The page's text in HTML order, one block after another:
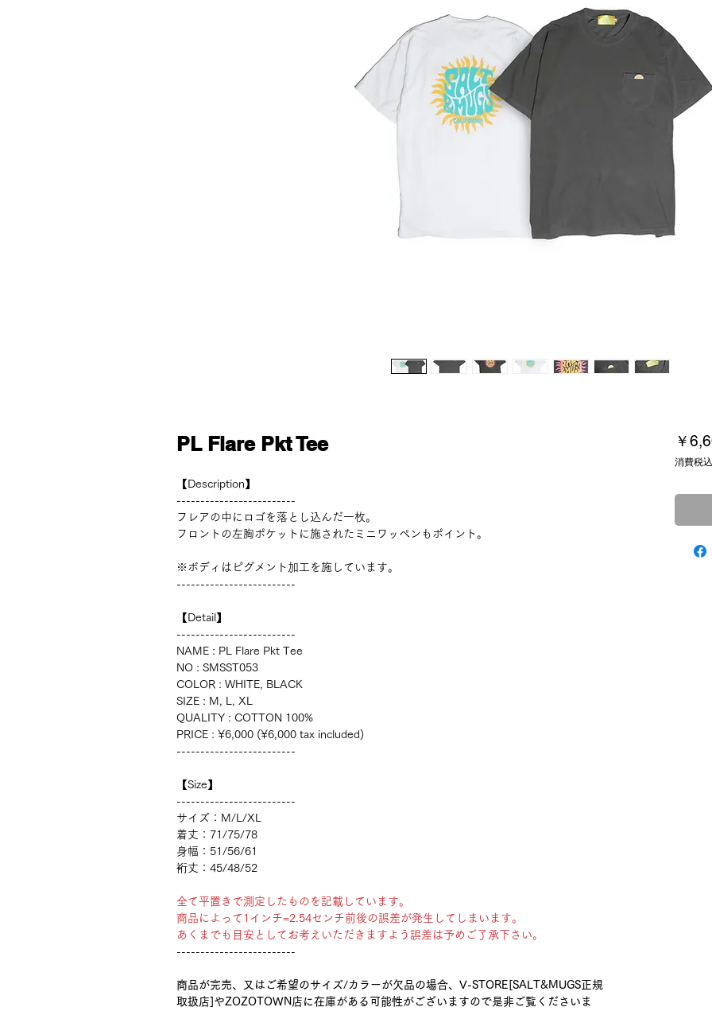
PL Flare Pkt Tee
【Description】
-------------------------
フレアの中にロゴを落とし込んだ一枚。
フロントの左胸ポケットに施されたミニワッペンもポイント。
※ボディはピグメント加工を施しています。
-------------------------
【Detail】
-------------------------
NAME : PL Flare Pkt Tee
NO : SMSST053
COLOR : WHITE, BLACK
SIZE : M, L, XL
QUALITY : COTTON 100%
PRICE : ¥6,000 (¥6,000 tax included)
-------------------------
【Size】
-------------------------
サイズ：M/L/XL
着丈：71/75/78
身幅：51/56/61
裄丈：45/48/52
全て平置きで測定したものを記載しています。
商品によって1インチ=2.54センチ前後の誤差が発生してしまいます。
あくまでも目安としてお考えいただきますよう誤差は予めご了承下さい。
-------------------------
商品が完売、又はご希望のサイズ/カラーが欠品の場合、V-STORE[SALT&MUGS正規
取扱店]やZOZOTOWN店に在庫がある可能性がございますので是非ご覧くださいま
￥
消費税